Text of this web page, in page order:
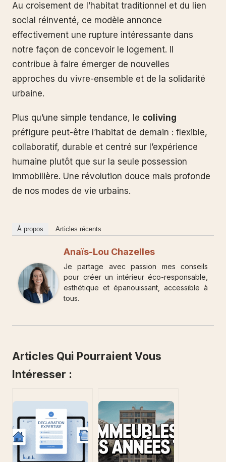
Au croisement de l’habitat traditionnel et du lien
social réinventé, ce modèle annonce
effectivement une rupture intéressante dans
notre façon de concevoir le logement. Il
contribue à faire émerger de nouvelles
approches du vivre-ensemble et de la solidarité
urbaine.
Plus qu’une simple tendance, le coliving
préfigure peut-être l’habitat de demain : flexible,
collaboratif, durable et centré sur l’expérience
humaine plutôt que sur la seule possession
immobilière. Une révolution douce mais profonde
de nos modes de vie urbains.
À propos Articles récents
Anaïs-Lou Chazelles
Je partage avec passion mes conseils
pour créer un intérieur éco-responsable,
esthétique et épanouissant, accessible à
tous.
Articles Qui Pourraient Vous
Intéresser :